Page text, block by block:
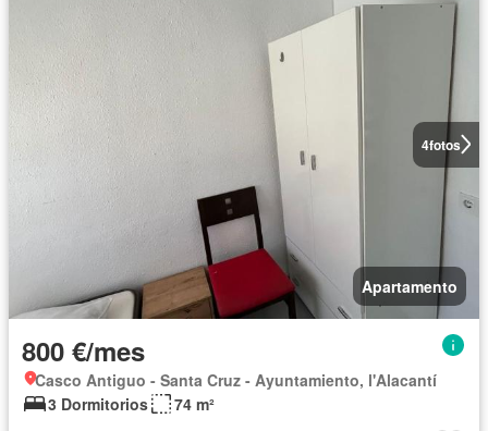
4fotos
Apartamento
800 €/mes
Casco Antiguo - Santa Cruz - Ayuntamiento, l'Alacantí
3 Dormitorios
74 m²